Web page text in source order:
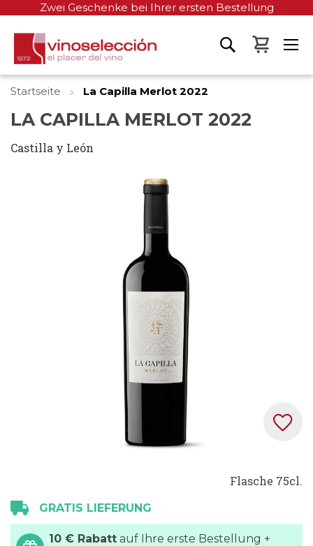
Zwei Geschenke bei Ihrer ersten Bestellung
Mein
Startseite La Capilla Merlot 2022
LA CAPILLA MERLOT 2022
Castilla y León
der
Bildgalerie
springen
Flasche 75cl.
GRATIS LIEFERUNG
10 € Rabatt auf Ihre erste Bestellung +